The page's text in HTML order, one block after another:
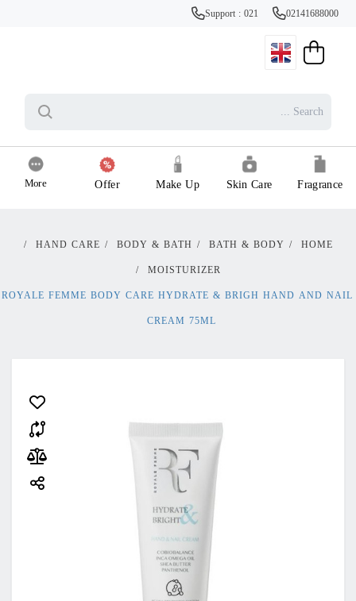
Support : 021 02141688000
Fragrance
Skin Care
Make Up
Offer
More
HOME
/
BATH & BODY
/
BODY & BATH
/
HAND CARE
/
MOISTURIZER
/
ROYALE FEMME BODY CARE HYDRATE & BRIGH HAND AND NAIL
CREAM 75ML